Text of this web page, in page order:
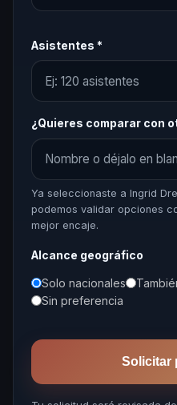
Asistentes *
¿Quieres comparar con
Ya seleccionaste a Ingrid
podemos validar opciones
mejor encaje.
Alcance geográfico
Solo nacionales
Sin preferencia
Solicitar